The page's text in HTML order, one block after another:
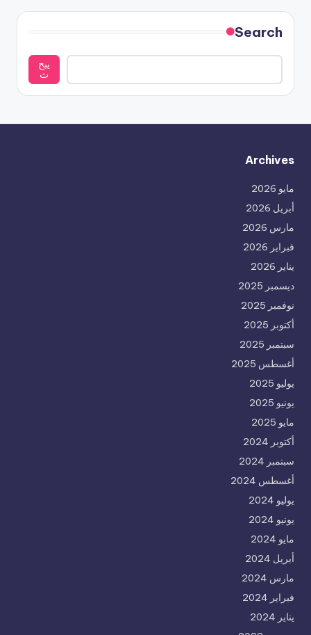
Search
يبح
ث
Archives
مايو 2026
أبريل 2026
مارس 2026
فبراير 2026
يناير 2026
ديسمبر 2025
نوفمبر 2025
أكتوبر 2025
سبتمبر 2025
أغسطس 2025
يوليو 2025
يونيو 2025
مايو 2025
أكتوبر 2024
سبتمبر 2024
أغسطس 2024
يوليو 2024
يونيو 2024
مايو 2024
أبريل 2024
مارس 2024
فبراير 2024
يناير 2024